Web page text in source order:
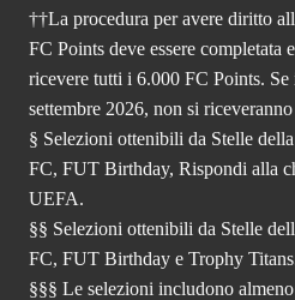
††La procedura per avere diritto
FC Points deve essere
ricevere tutti i 6.000 FC Points.
settembre 2026, non si
§ Selezioni ottenibili da Stelle
FC, FUT Birthday, Rispondi alla
UEFA.
§§ Selezioni ottenibili da Stelle
FC, FUT Birthday e Trophy
§§§ Le selezioni includono